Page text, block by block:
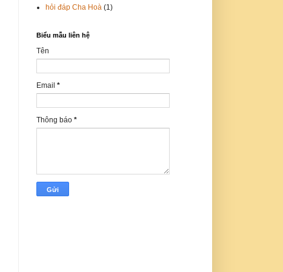
hỏi đáp Cha Hoà (1)
Biểu mẫu liên hệ
Tên
Email *
Thông báo *